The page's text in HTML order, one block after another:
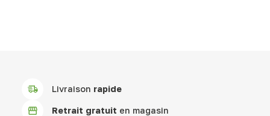
Livraison rapide
Retrait gratuit en magasin